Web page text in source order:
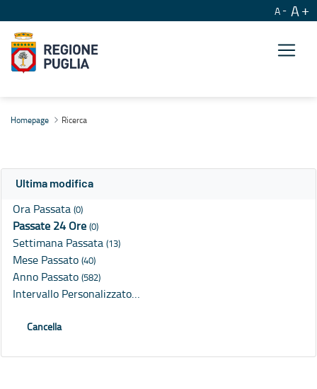
A A
Homepage Ricerca
Ultima modifica
Ora Passata (0)
Passate 24 Ore (0)
Settimana Passata (13)
Mese Passato (40)
Anno Passato (582)
Intervallo Personalizzato…
Cancella